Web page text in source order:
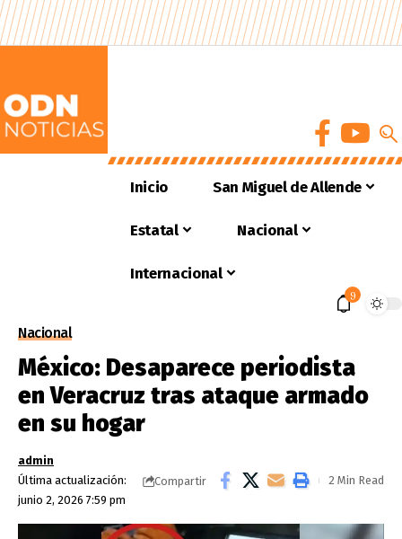
Inicio San Miguel de Allende
Estatal Nacional
Internacional
9
Nacional
México: Desaparece periodista
en Veracruz tras ataque armado
en su hogar
Última actualización:
junio 2, 2026 7:59 pm
admin
Compartir
2 Min Read